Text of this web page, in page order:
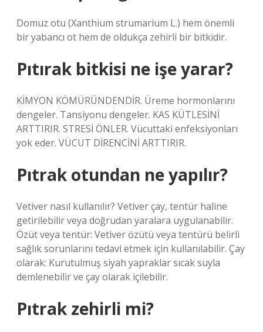
Domuz otu (Xanthium strumarium L.) hem önemli
bir yabancı ot hem de oldukça zehirli bir bitkidir.
Pıtırak bitkisi ne işe yarar?
KİMYON KÖMÜRÜNDENDİR. Üreme hormonlarını
dengeler. Tansiyonu dengeler. KAS KÜTLESİNİ
ARTTIRIR. STRESİ ÖNLER. Vücuttaki enfeksiyonları
yok eder. VÜCUT DİRENCİNİ ARTTIRIR.
Pıtrak otundan ne yapılır?
Vetiver nasıl kullanılır? Vetiver çay, tentür haline
getirilebilir veya doğrudan yaralara uygulanabilir.
Özüt veya tentür: Vetiver özütü veya tentürü belirli
sağlık sorunlarını tedavi etmek için kullanılabilir. Çay
olarak: Kurutulmuş siyah yapraklar sıcak suyla
demlenebilir ve çay olarak içilebilir.
Pıtrak zehirli mi?